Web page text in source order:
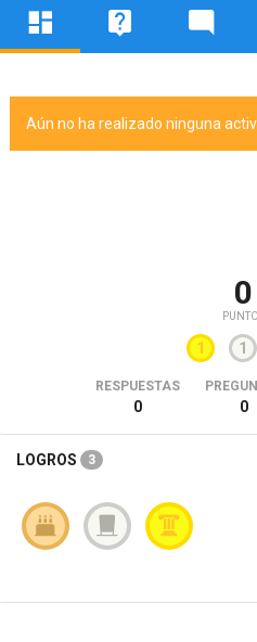
Aún no ha realizado ninguna
0
1 1
RESPUESTAS
0 0
LOGROS 3